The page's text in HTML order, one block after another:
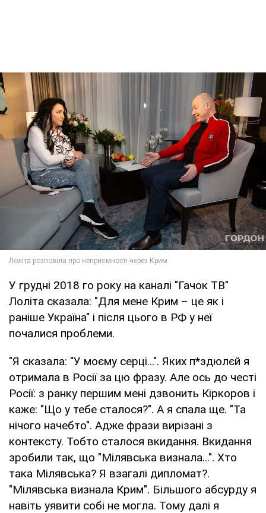
У грудні 2018 го року на каналі "Гачок ТВ"
Лоліта сказала: "Для мене Крим – це як і
раніше Україна" і після цього в РФ у неї
почалися проблеми.
"Я сказала: "У моєму серці...". Яких п*здюлєй я
отримала в Росії за цю фразу. Але ось до честі
Росії: з ранку першим мені дзвонить Кіркоров і
каже: "Що у тебе сталося?". А я спала ще. "Та
нічого начебто". Адже фрази вирізані з
контексту. Тобто сталося вкидання. Вкидання
зробили так, що "Мілявська визнала...". Хто
така Мілявська? Я взагалі дипломат?.
"Мілявська визнала Крим". Більшого абсурду я
навіть уявити собі не могла. Тому далі я